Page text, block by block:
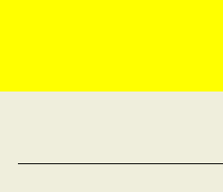
INITIATIVES
MARKETING
ANNONCEZ AVEC NOUS
PROFIL ENTREPRISE
PROFIL CANDIDAT
ANNONCEZ AVEC NOUS
NOS PARCOURS DE
SERVICE DE CHASSE DE